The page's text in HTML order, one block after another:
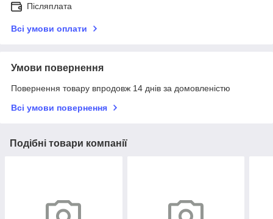
Післяплата
Всі умови оплати
Умови повернення
Повернення товару впродовж 14 днів за домовленістю
Всі умови повернення
Подібні товари компанії